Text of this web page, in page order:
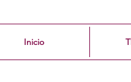
Inicio